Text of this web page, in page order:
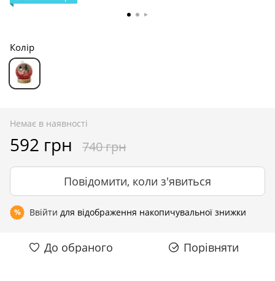
Колір
Немає в наявності
592 грн 740 грн
Повідомити, коли з'явиться
% Ввійти для відображення накопичувальної знижки
До обраного Порівняти